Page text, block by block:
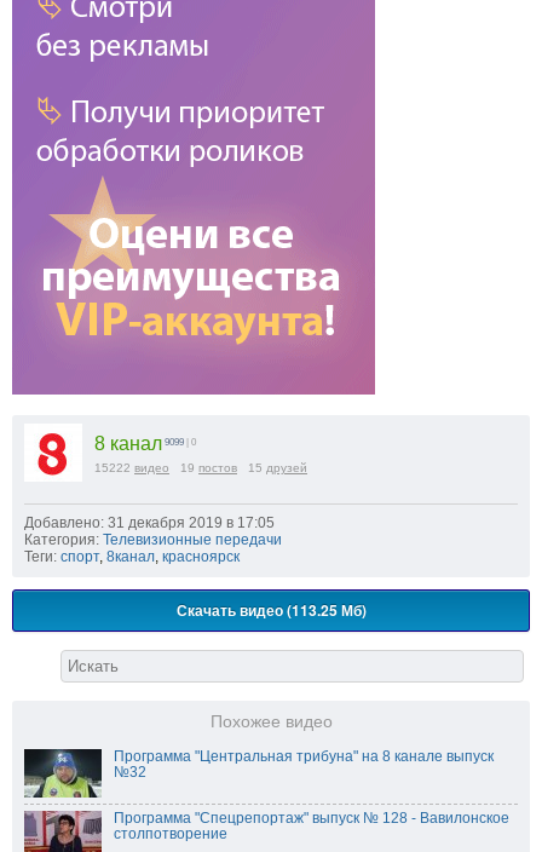
8 канал 9099 | 0
15222 видео 19 постов 15 друзей
Добавлено: 31 декабря 2019 в 17:05
Категория: Телевизионные передачи
Теги: спорт, 8канал, красноярск
Скачать видео (113.25 Мб)
Похожее видео
Программа "Центральная трибуна" на 8 канале выпуск
№32
Программа "Спецрепортаж" выпуск № 128 - Вавилонское
столпотворение